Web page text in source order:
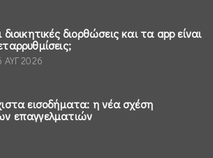
διοικητικές διορθώσεις και τα app είναι
ΑΥΓ 2026
εισοδήματα: η νέα σχέση
επαγγελματιών